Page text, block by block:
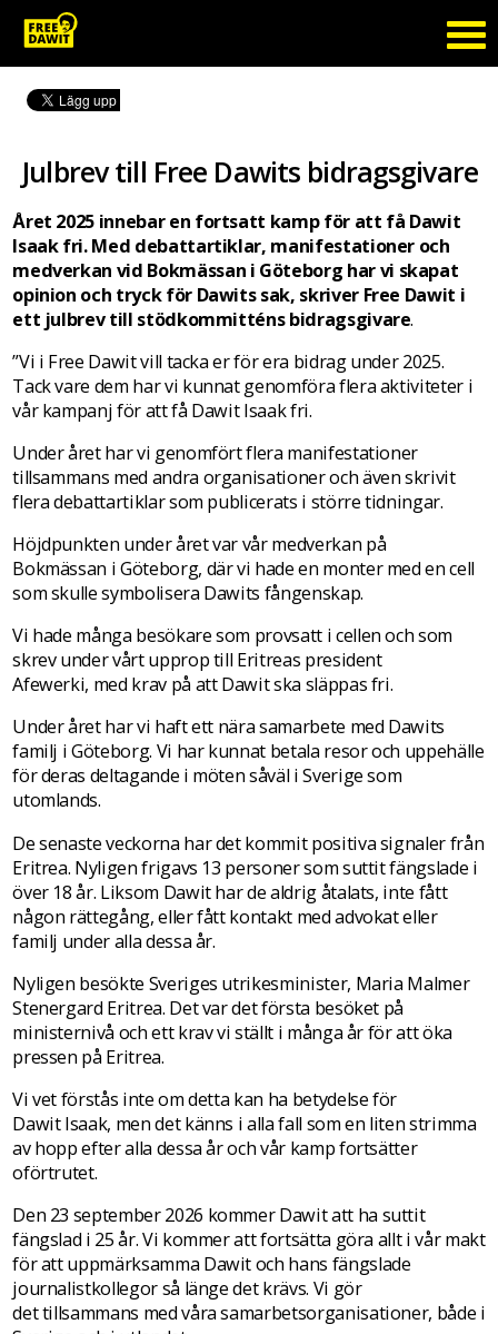
Julbrev till Free Dawits bidragsgivare
Året 2025 innebar en fortsatt kamp för att få Dawit
Isaak fri. Med debattartiklar, manifestationer och
medverkan vid Bokmässan i Göteborg har vi skapat
opinion och tryck för Dawits sak, skriver Free Dawit i
ett julbrev till stödkommitténs bidragsgivare.
”Vi i Free Dawit vill tacka er för era bidrag under 2025.
Tack vare dem har vi kunnat genomföra flera aktiviteter i
vår kampanj för att få Dawit Isaak fri.
Under året har vi genomfört flera manifestationer
tillsammans med andra organisationer och även skrivit
flera debattartiklar som publicerats i större tidningar.
Höjdpunkten under året var vår medverkan på
Bokmässan i Göteborg, där vi hade en monter med en cell
som skulle symbolisera Dawits fångenskap.
Vi hade många besökare som provsatt i cellen och som
skrev under vårt upprop till Eritreas president
Afewerki, med krav på att Dawit ska släppas fri.
Under året har vi haft ett nära samarbete med Dawits
familj i Göteborg. Vi har kunnat betala resor och uppehälle
för deras deltagande i möten såväl i Sverige som
utomlands.
De senaste veckorna har det kommit positiva signaler från
Eritrea. Nyligen frigavs 13 personer som suttit fängslade i
över 18 år. Liksom Dawit har de aldrig åtalats, inte fått
någon rättegång, eller fått kontakt med advokat eller
familj under alla dessa år.
Nyligen besökte Sveriges utrikesminister, Maria Malmer
Stenergard Eritrea. Det var det första besöket på
ministernivå och ett krav vi ställt i många år för att öka
pressen på Eritrea.
Vi vet förstås inte om detta kan ha betydelse för
Dawit Isaak, men det känns i alla fall som en liten strimma
av hopp efter alla dessa år och vår kamp fortsätter
oförtrutet.
Den 23 september 2026 kommer Dawit att ha suttit
fängslad i 25 år. Vi kommer att fortsätta göra allt i vår makt
för att uppmärksamma Dawit och hans fängslade
journalistkollegor så länge det krävs. Vi gör
det tillsammans med våra samarbetsorganisationer, både i